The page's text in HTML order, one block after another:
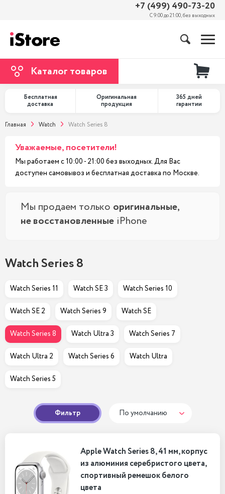
+7 (499) 490-73-20
С 9:00 до 21:00, без выходных
Каталог товаров
Бесплатная
доставка
Оригинальная
продукция
365 дней
гарантии
Главная Watch Watch Series 8
Уважаемые, посетители!
Мы работаем с 10:00 - 21:00 без выходных. Для Вас
доступен самовывоз и бесплатная доставка по Москве.
Мы продаем только оригинальные,
не восстановленные iPhone
Watch Series 8
Watch Series 11 Watch SE 3 Watch Series 10
Watch SE 2 Watch Series 9 Watch SE
Watch Series 8 Watch Ultra 3 Watch Series 7
Watch Ultra 2 Watch Series 6 Watch Ultra
Watch Series 5
Фильтр По умолчанию
Apple Watch Series 8, 41 мм, корпус
из алюминия серебристого цвета,
спортивный ремешок белого
цвета